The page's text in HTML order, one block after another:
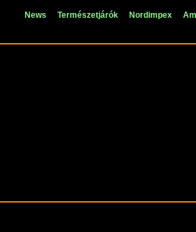
News Természetjárók Nordimpex